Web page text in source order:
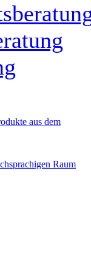
aus dem
Raum